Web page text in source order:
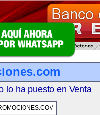
lo ha puesto en Venta